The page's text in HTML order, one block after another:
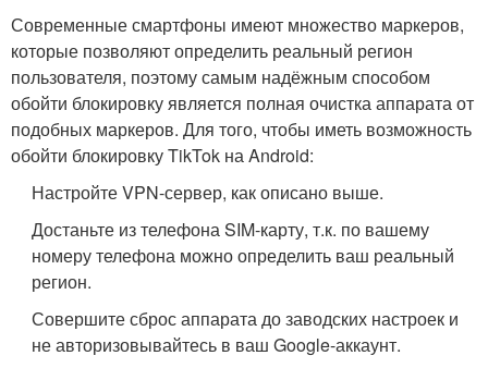
Современные смартфоны имеют множество маркеров,
которые позволяют определить реальный регион
пользователя, поэтому самым надёжным способом
обойти блокировку является полная очистка аппарата от
подобных маркеров. Для того, чтобы иметь возможность
обойти блокировку TikTok на Android:
Настройте VPN-сервер, как описано выше.
Достаньте из телефона SIM-карту, т.к. по вашему
номеру телефона можно определить ваш реальный
регион.
Совершите сброс аппарата до заводских настроек и
не авторизовывайтесь в ваш Google-аккаунт.